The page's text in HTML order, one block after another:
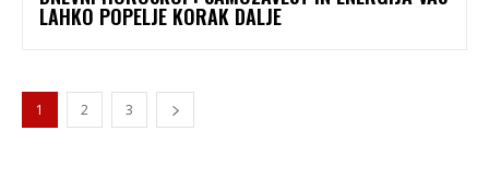
LAHKO POPELJE KORAK DALJE
1 2 3